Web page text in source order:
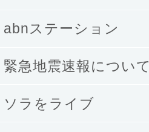
abnステーション
緊急地震速報について
ソラをライブ